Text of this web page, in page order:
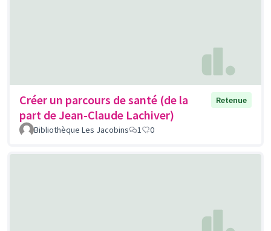
Créer un parcours de santé (de la
part de Jean-Claude Lachiver)
Retenue
Bibliothèque Les Jacobins 1 0